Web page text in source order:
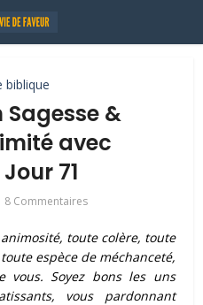
biblique
&
avec
71
8 Commentaires
toute colère, toute
espèce de méchanceté,
vous. Soyez bons les uns
vous pardonnant